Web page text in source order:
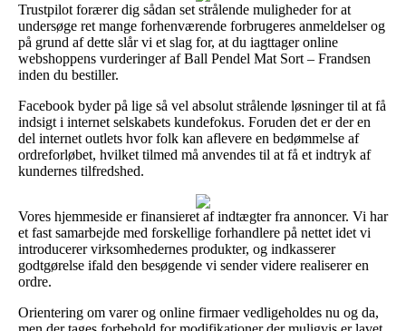
Trustpilot forærer dig sådan set strålende muligheder for at
undersøge ret mange forhenværende forbrugeres anmeldelser og
på grund af dette slår vi et slag for, at du iagttager online
webshoppens vurderinger af Ball Pendel Mat Sort – Frandsen
inden du bestiller.
Facebook byder på lige så vel absolut strålende løsninger til at få
indsigt i internet selskabets kundefokus. Foruden det er der en
del internet outlets hvor folk kan aflevere en bedømmelse af
ordreforløbet, hvilket tilmed må anvendes til at få et indtryk af
kundernes tilfredshed.
Vores hjemmeside er finansieret af indtægter fra annoncer. Vi har
et fast samarbejde med forskellige forhandlere på nettet idet vi
introducerer virksomhedernes produkter, og indkasserer
godtgørelse ifald den besøgende vi sender videre realiserer en
ordre.
Orientering om varer og online firmaer vedligeholdes nu og da,